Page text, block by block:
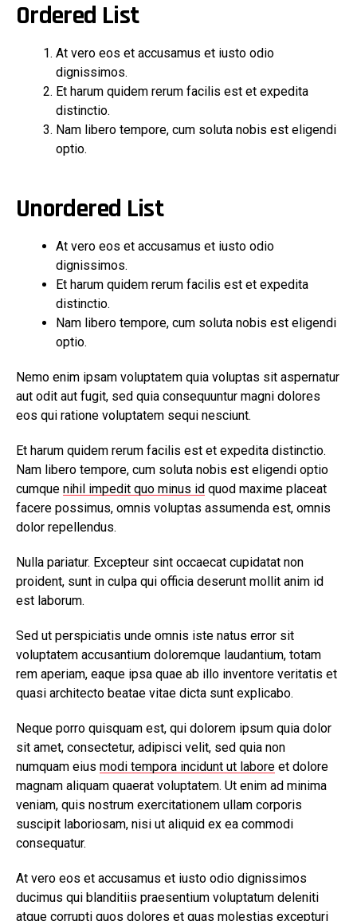
Ordered List
At vero eos et accusamus et iusto odio
dignissimos.
Et harum quidem rerum facilis est et expedita
distinctio.
Nam libero tempore, cum soluta nobis est eligendi
optio.
Unordered List
At vero eos et accusamus et iusto odio
dignissimos.
Et harum quidem rerum facilis est et expedita
distinctio.
Nam libero tempore, cum soluta nobis est eligendi
optio.
Nemo enim ipsam voluptatem quia voluptas sit aspernatur
aut odit aut fugit, sed quia consequuntur magni dolores
eos qui ratione voluptatem sequi nesciunt.
Et harum quidem rerum facilis est et expedita distinctio.
Nam libero tempore, cum soluta nobis est eligendi optio
cumque nihil impedit quo minus id quod maxime placeat
facere possimus, omnis voluptas assumenda est, omnis
dolor repellendus.
Nulla pariatur. Excepteur sint occaecat cupidatat non
proident, sunt in culpa qui officia deserunt mollit anim id
est laborum.
Sed ut perspiciatis unde omnis iste natus error sit
voluptatem accusantium doloremque laudantium, totam
rem aperiam, eaque ipsa quae ab illo inventore veritatis et
quasi architecto beatae vitae dicta sunt explicabo.
Neque porro quisquam est, qui dolorem ipsum quia dolor
sit amet, consectetur, adipisci velit, sed quia non
numquam eius modi tempora incidunt ut labore et dolore
magnam aliquam quaerat voluptatem. Ut enim ad minima
veniam, quis nostrum exercitationem ullam corporis
suscipit laboriosam, nisi ut aliquid ex ea commodi
consequatur.
At vero eos et accusamus et iusto odio dignissimos
ducimus qui blanditiis praesentium voluptatum deleniti
atque corrupti quos dolores et quas molestias excepturi